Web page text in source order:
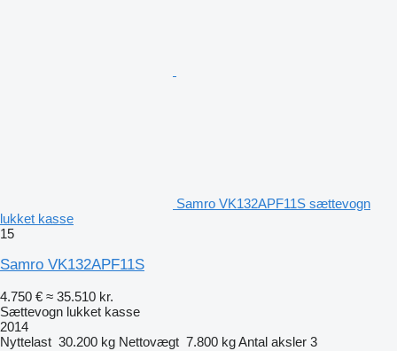
Samro VK132APF11S sættevogn
lukket kasse
15
Samro VK132APF11S
4.750 € ≈ 35.510 kr.
Sættevogn lukket kasse
2014
Nyttelast 30.200 kg Nettovægt 7.800 kgAntal aksler 3